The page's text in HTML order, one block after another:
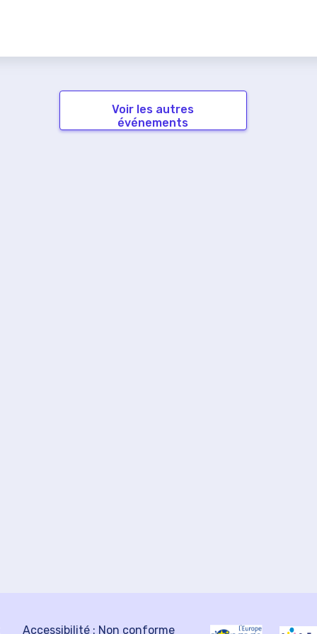
Voir les autres
événements
Accessibilité : Non conforme